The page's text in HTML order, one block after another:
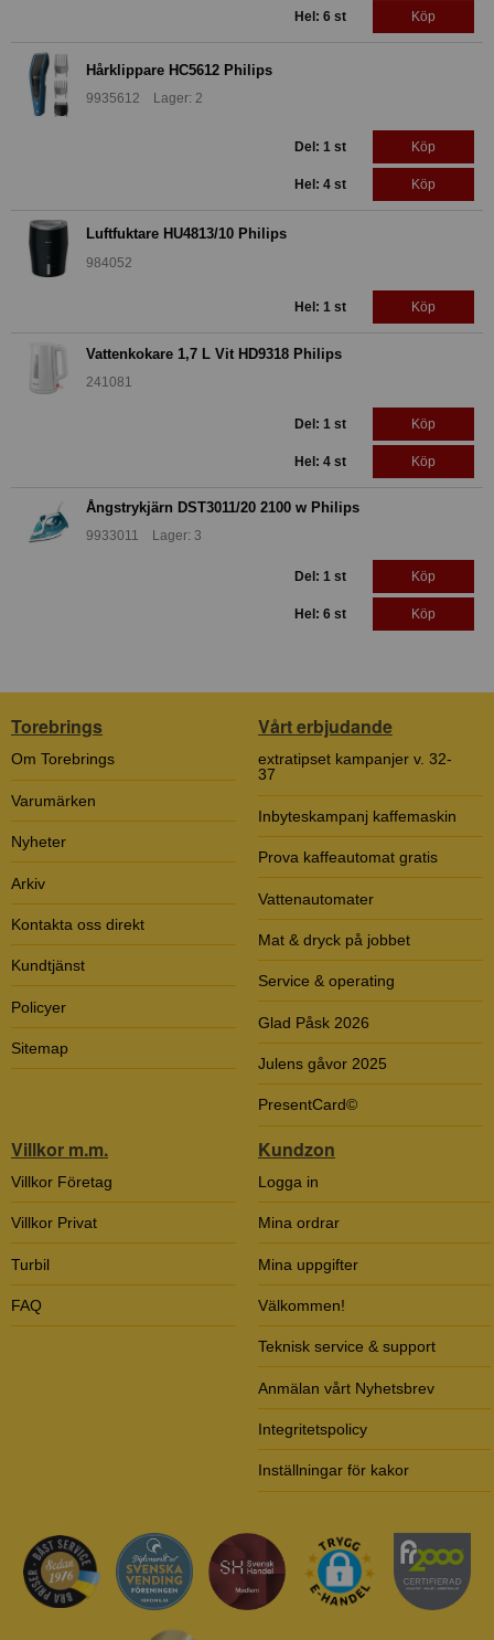
Hel: 6 st Köp
Hårklippare HC5612 Philips
9935612 Lager: 2
Del: 1 st Köp
Hel: 4 st Köp
Luftfuktare HU4813/10 Philips
984052
Hel: 1 st Köp
Vattenkokare 1,7 L Vit HD9318 Philips
241081
Del: 1 st Köp
Hel: 4 st Köp
Ångstrykjärn DST3011/20 2100 w Philips
9933011 Lager: 3
Del: 1 st Köp
Hel: 6 st Köp
Torebrings
Om Torebrings
Varumärken
Nyheter
Arkiv
Kontakta oss direkt
Kundtjänst
Policyer
Sitemap
Vårt erbjudande
extratipset kampanjer v. 32-
37
Inbyteskampanj kaffemaskin
Prova kaffeautomat gratis
Vattenautomater
Mat & dryck på jobbet
Service & operating
Glad Påsk 2026
Julens gåvor 2025
PresentCard©
Villkor m.m.
Villkor Företag
Villkor Privat
Turbil
FAQ
Kundzon
Logga in
Mina ordrar
Mina uppgifter
Välkommen!
Teknisk service & support
Anmälan vårt Nyhetsbrev
Integritetspolicy
Inställningar för kakor